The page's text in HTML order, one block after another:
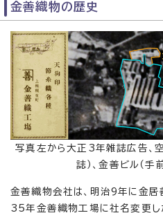
金善織物の歴史
写真左から大正3年雑誌広告、
誌）、金善ビル（手
金善織物会社は、明治9年に金居
35年金善織物工場に社名変更し